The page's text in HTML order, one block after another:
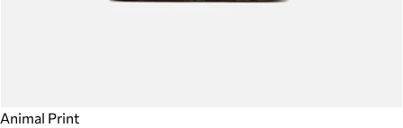
Animal Print